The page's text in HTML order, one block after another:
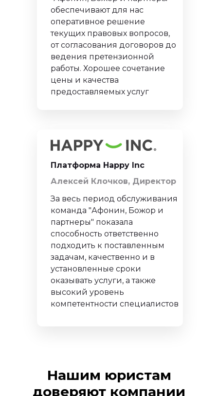
обеспечивают для нас
оперативное решение
текущих правовых вопросов,
от согласования договоров до
ведения претензионной
работы. Хорошее сочетание
цены и качества
предоставляемых услуг
Платформа Happy Inc
За весь период обслуживания
команда "Афонин, Божор и
партнеры" показала
способность ответственно
подходить к поставленным
задачам, качественно и в
установленные сроки
оказывать услуги, а также
высокий уровень
компетентности специалистов
Алексей Клочков, Директор
Нашим юристам
доверяют компании
Нажимая кнопку «Подписаться на рассылку», вы
данных в соответствии с
политикойобработки